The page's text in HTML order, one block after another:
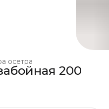
осетра
200